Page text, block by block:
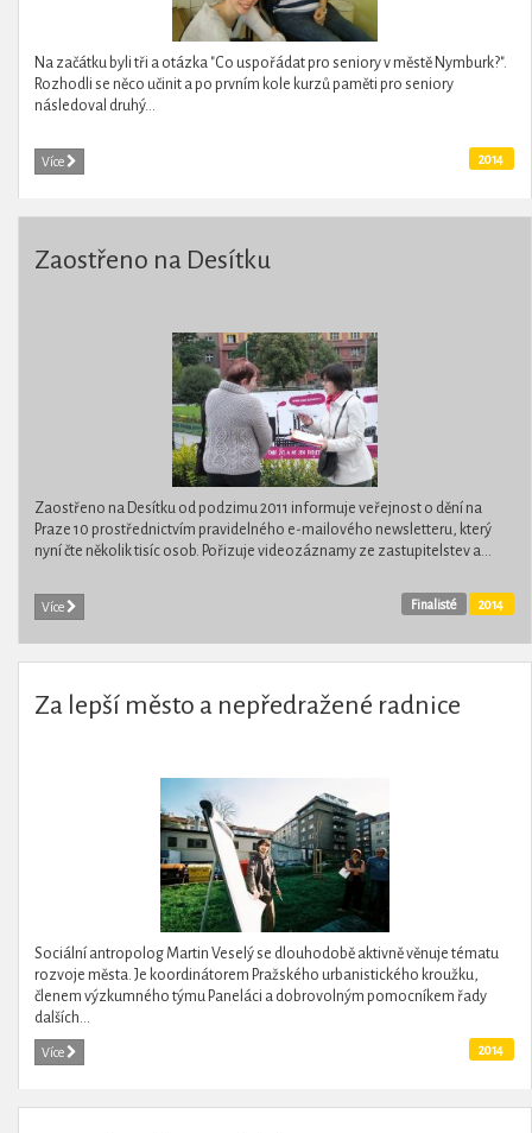
Na začátku byli tři a otázka "Co uspořádat pro seniory v městě Nymburk?".
Rozhodli se něco učinit a po prvním kole kurzů paměti pro seniory
následoval druhý...
Více 2014
Zaostřeno na Desítku
Zaostřeno na Desítku od podzimu 2011 informuje veřejnost o dění na
Praze 10 prostřednictvím pravidelného e-mailového newsletteru, který
nyní čte několik tisíc osob. Pořizuje videozáznamy ze zastupitelstev a...
Více 2014
Finalisté
Za lepší město a nepředražené radnice
Sociální antropolog Martin Veselý se dlouhodobě aktivně věnuje tématu
rozvoje města. Je koordinátorem Pražského urbanistického kroužku,
členem výzkumného týmu Paneláci a dobrovolným pomocníkem řady
dalších...
Více 2014